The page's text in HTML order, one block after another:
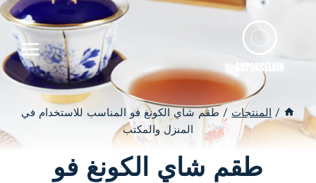
/ المنتجات / طقم شاي الكونغ فو المناسب للاستخدام في
المنزل والمكتب
طقم شاي الكونغ فو